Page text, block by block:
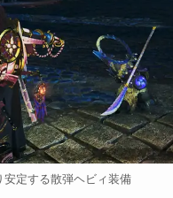
安定する散弾ヘビィ装備